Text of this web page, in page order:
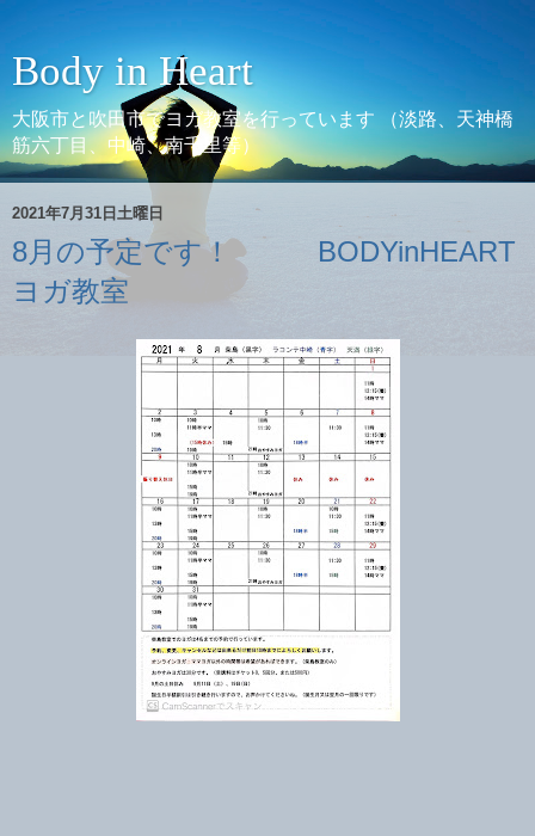
Body in Heart
大阪市と吹田市でヨガ教室を行っています （淡路、天神橋
筋六丁目、中崎、南千里等）
2021年7月31日土曜日
8月の予定です！ BODYinHEART
ヨガ教室